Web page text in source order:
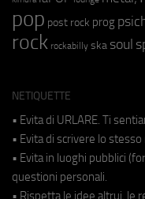
pop post rock prog
rock rockabilly ska soul
NETIQUETTE
• Evita di URLARE. Ti
• Evita di scrivere lo
• Evita in luoghi pubblici
questioni personali.
• Rispetta le idee altrui, le